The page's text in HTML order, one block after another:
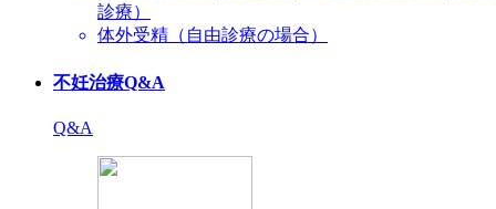
診療）
体外受精（自由診療の場合）
不妊治療Q&A
Q&A